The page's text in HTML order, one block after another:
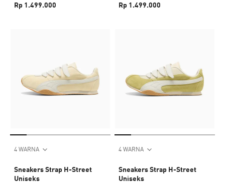
Rp 1.499.000
Rp 1.499.000
4 WARNA
Sneakers Strap H-Street
Uniseks
4 WARNA
Sneakers Strap H-Street
Uniseks